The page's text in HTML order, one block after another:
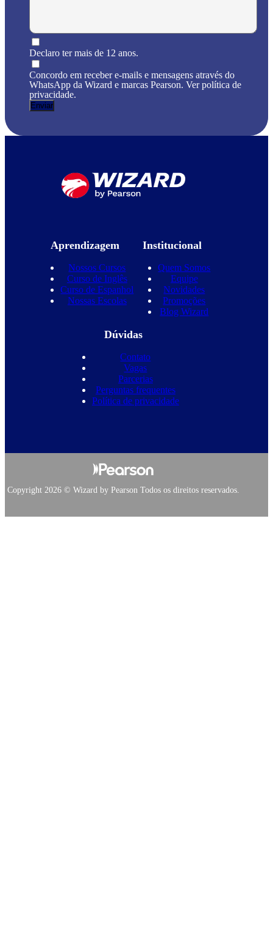
Declaro ter mais de 12 anos.
Concordo em receber e-mails e mensagens através do
WhatsApp da Wizard e marcas Pearson. Ver política de
privacidade.
Aprendizagem
Nossos Cursos
Curso de Inglês
Curso de Espanhol
Nossas Escolas
Institucional
Quem Somos
Equipe
Novidades
Promoções
Blog Wizard
Dúvidas
Contato
Vagas
Parcerias
Perguntas frequentes
Política de privacidade
Copyright 2026 © Wizard by Pearson Todos os direitos reservados.